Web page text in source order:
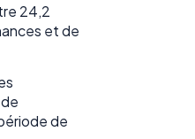
24,2
et de
de